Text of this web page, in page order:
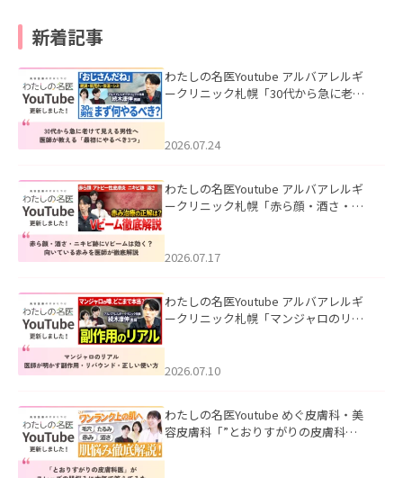
新着記事
わたしの名医Youtube アルバアレルギ
ークリニック札幌「30代から急に老け
た。
2026.07.24
わたしの名医Youtube アルバアレルギ
ークリニック札幌「赤ら顔・酒さ・ニ
した。
2026.07.17
わたしの名医Youtube アルバアレルギ
ークリニック札幌「マンジャロのリア
た。
2026.07.10
わたしの名医Youtube めぐ皮膚科・美
容皮膚科「”とおりすがりの皮膚科